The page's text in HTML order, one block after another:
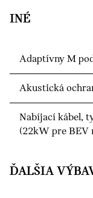
INÉ
Adaptívny M
Akustická
Nabíjací kábel,
(22kW pre BEV
ĎALŠIA